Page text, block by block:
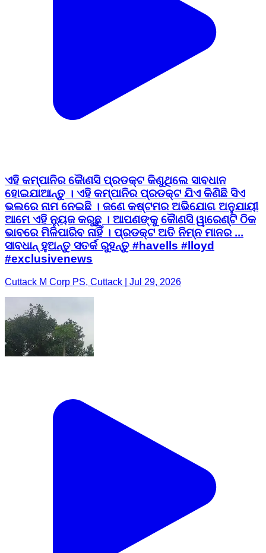
ଏହି କମ୍ପାନିର କୈାଣସି ପ୍ରଡକ୍ଟ କିଣୁଥିଲେ ସାବଧାନ
ହୋଇଯାଆନ୍ତୁ । ଏହି କମ୍ପାନିର ପ୍ରଡକ୍ଟ ଯିଏ କିଣିଛି ସିଏ
ଭଲରେ ନାମ ନେଇଛି । ଜଣେ କଷ୍ଟମର ଅଭିଯୋଗ ଅନୁଯାୟୀ
ଆମେ ଏହି ନ୍ୟୁଜ କରୁଛୁ । ଆପଣଙ୍କୁ କୈାଣସି ୱାରେଣ୍ଟି ଠିକ
ଭାବରେ ମିଳିପାରିବ ନାହିଁ । ପ୍ରଡକ୍ଟ ଅତି ନିମ୍ନ ମାନର ...
ସାବଧାନ୍ ହୁଅନ୍ତୁ ସତର୍କ ରୁହନ୍ତୁ #havells #lloyd
#exclusivenews
Cuttack M Corp PS, Cuttack | Jul 29, 2026